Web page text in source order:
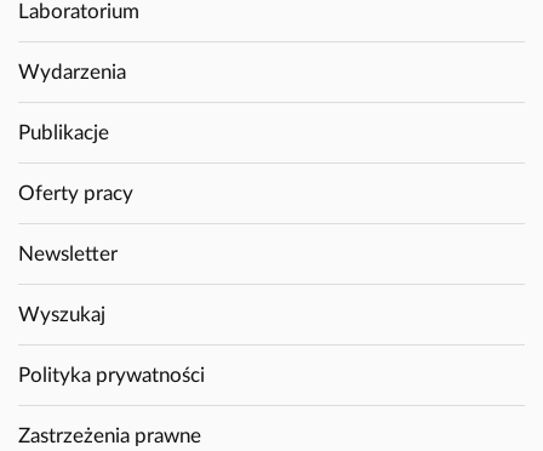
Laboratorium
Wydarzenia
Publikacje
Oferty pracy
Newsletter
Wyszukaj
Polityka prywatności
Zastrzeżenia prawne